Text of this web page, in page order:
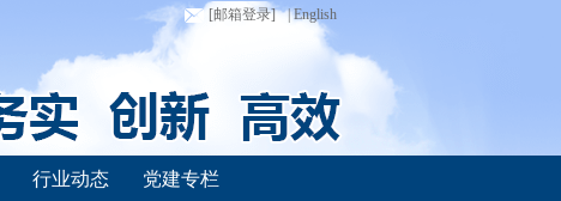
[邮箱登录] | English
行业动态 党建专栏